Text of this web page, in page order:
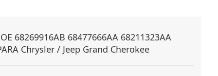
68269916AB 68477666AA 68211323AA
Chrysler / Jeep Grand Cherokee